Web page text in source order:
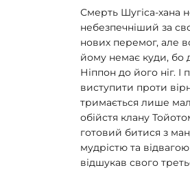
Смерть Шугіса-хана
небезпечніший за
нових перемог, але
йому немає куди, бо
Ніппон до його ніг.
виступити проти
тримається лише
обійстя клану
готовий битися з
мудрістю та
відшукав свого